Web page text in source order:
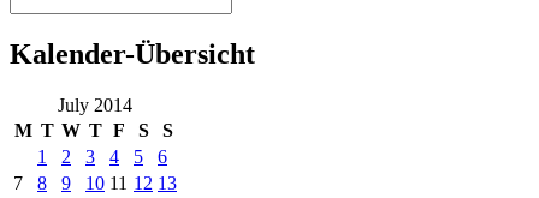
Kalender-Übersicht
July 2014
M T W T F S
S
1
2 3 4 5
6
7
8 9 10 11 12 13